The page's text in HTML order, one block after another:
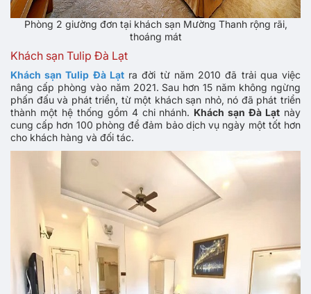
Phòng 2 giường đơn tại khách sạn Mường Thanh rộng rãi,
thoáng mát
Khách sạn Tulip Đà Lạt
Khách sạn Tulip Đà Lạtra đời từ năm 2010 đã trải qua việc
nâng cấp phòng vào năm 2021. Sau hơn 15 năm không ngừng
phấn đấu và phát triển, từ một khách sạn nhỏ, nó đã phát triển
thành một hệ thống gồm 4 chi nhánh. Khách sạn Đà Lạt này
cung cấp hơn 100 phòng để đảm bảo dịch vụ ngày một tốt hơn
cho khách hàng và đối tác.